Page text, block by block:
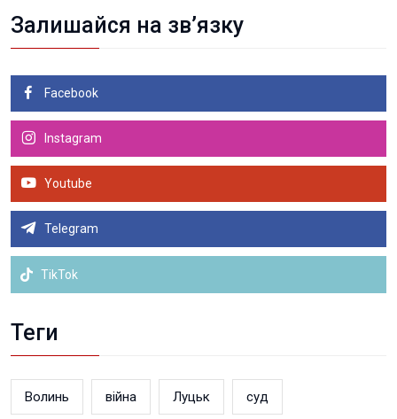
Залишайся на зв’язку
Facebook
Instagram
Youtube
Telegram
TikTok
Теги
Волинь війна Луцьк суд